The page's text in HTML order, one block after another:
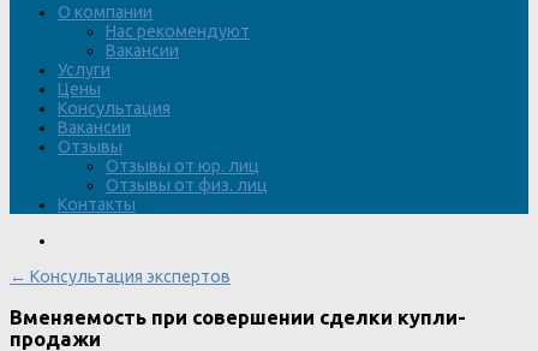
О компании
Нас рекомендуют
Вакансии
Услуги
Цены
Консультация
Вакансии
Отзывы
Отзывы от юр. лиц
Отзывы от физ. лиц
Контакты
← Консультация экспертов
Вменяемость при совершении сделки купли-
продажи